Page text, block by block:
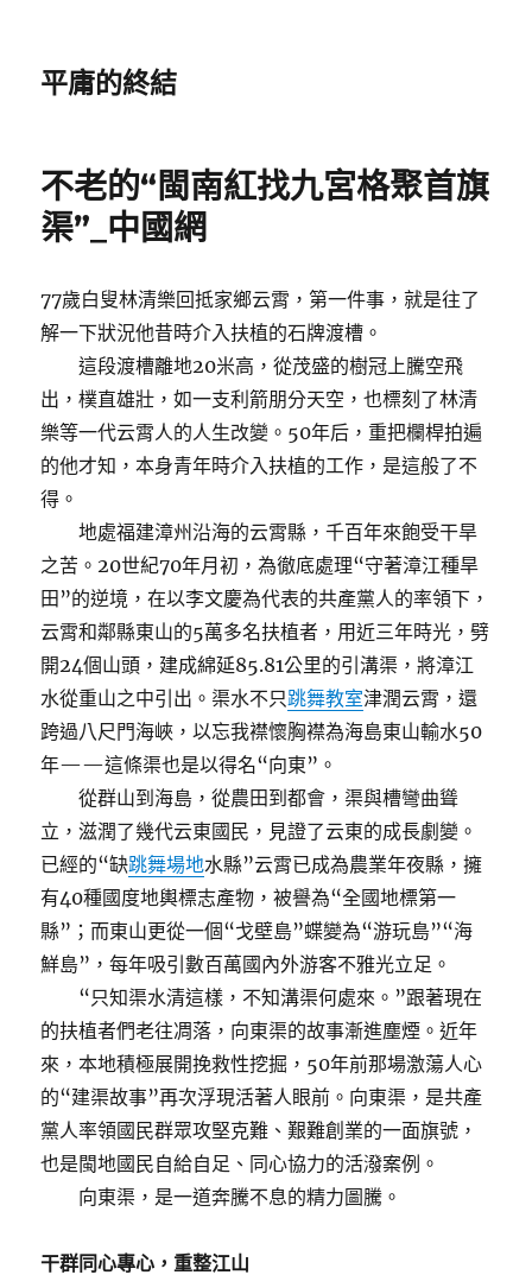
平庸的終結
不老的“閩南紅找九宮格聚首旗
渠”_中國網
77歲白叟林清樂回抵家鄉云霄，第一件事，就是往了
解一下狀況他昔時介入扶植的石牌渡槽。
這段渡槽離地20米高，從茂盛的樹冠上騰空飛
出，樸直雄壯，如一支利箭朋分天空，也標刻了林清
樂等一代云霄人的人生改變。50年后，重把欄桿拍遍
的他才知，本身青年時介入扶植的工作，是這般了不
得。
地處福建漳州沿海的云霄縣，千百年來飽受干旱
之苦。20世紀70年月初，為徹底處理“守著漳江種旱
田”的逆境，在以李文慶為代表的共產黨人的率領下，
云霄和鄰縣東山的5萬多名扶植者，用近三年時光，劈
開24個山頭，建成綿延85.81公里的引溝渠，將漳江
水從重山之中引出。渠水不只跳舞教室津潤云霄，還
跨過八尺門海峽，以忘我襟懷胸襟為海島東山輸水50
年——這條渠也是以得名“向東”。
從群山到海島，從農田到都會，渠與槽彎曲聳
立，滋潤了幾代云東國民，見證了云東的成長劇變。
已經的“缺跳舞場地水縣”云霄已成為農業年夜縣，擁
有40種國度地輿標志產物，被譽為“全國地標第一
縣”；而東山更從一個“戈壁島”蝶變為“游玩島”“海
鮮島”，每年吸引數百萬國內外游客不雅光立足。
“只知渠水清這樣，不知溝渠何處來。”跟著現在
的扶植者們老往凋落，向東渠的故事漸進塵煙。近年
來，本地積極展開挽救性挖掘，50年前那場激蕩人心
的“建渠故事”再次浮現活著人眼前。向東渠，是共產
黨人率領國民群眾攻堅克難、艱難創業的一面旗號，
也是閩地國民自給自足、同心協力的活潑案例。
向東渠，是一道奔騰不息的精力圖騰。
干群同心專心，重整江山